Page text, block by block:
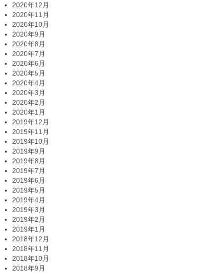
2020年12月
2020年11月
2020年10月
2020年9月
2020年8月
2020年7月
2020年6月
2020年5月
2020年4月
2020年3月
2020年2月
2020年1月
2019年12月
2019年11月
2019年10月
2019年9月
2019年8月
2019年7月
2019年6月
2019年5月
2019年4月
2019年3月
2019年2月
2019年1月
2018年12月
2018年11月
2018年10月
2018年9月